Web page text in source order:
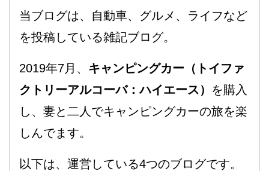
当ブログは、自動車、グルメ、ライフなど
を投稿している雑記ブログ。
2019年7月、 キャンピングカー（トイファ
クトリーアルコーバ：ハイエース） を購入
し、妻と二人でキャンピングカーの旅を楽
しんでます。
以下は、運営している4つのブログです。